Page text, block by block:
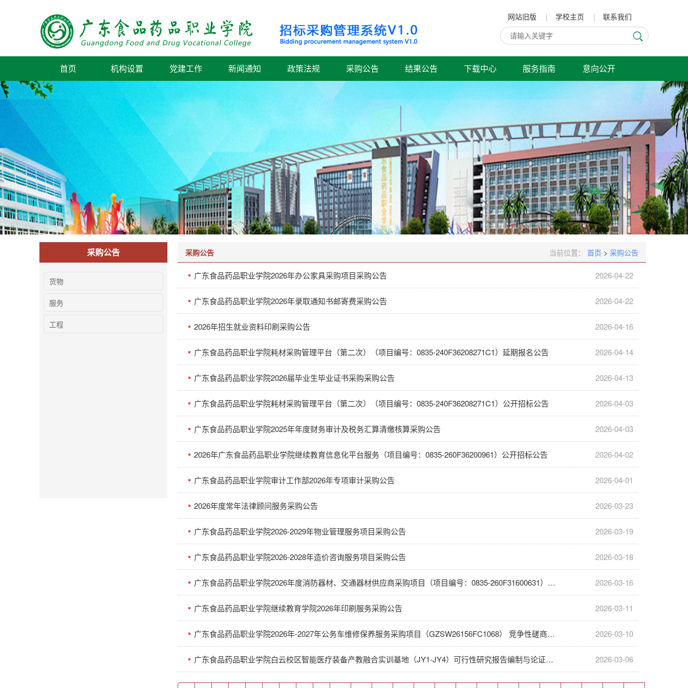
网站旧版 | 学校主页 | 联系我们
首页 机构设置 党建工作 新闻通知 政策法规 采购公告 结果公告 下载中心 服务指南 意向公开
采购公告
货物
服务
工程
采购公告 当前位置： 首页 > 采购公告
广东食品药品职业学院2026年办公家具采购项目采购公告 2026-04-22
广东食品药品职业学院2026年录取通知书邮寄费采购公告 2026-04-22
2026年招生就业资料印刷采购公告 2026-04-16
广东食品药品职业学院耗材采购管理平台（第二次）（项目编号：0835-240F36208271C1）延期报名公告 2026-04-14
广东食品药品职业学院2026届毕业生毕业证书采购采购公告 2026-04-13
广东食品药品职业学院耗材采购管理平台（第二次）（项目编号：0835-240F36208271C1）公开招标公告 2026-04-03
广东食品药品职业学院2025年年度财务审计及税务汇算清缴核算采购公告 2026-04-03
2026年广东食品药品职业学院继续教育信息化平台服务（项目编号：0835-260F36200961）公开招标公告 2026-04-02
广东食品药品职业学院审计工作部2026年专项审计采购公告 2026-04-01
2026年度常年法律顾问服务采购公告 2026-03-23
广东食品药品职业学院2026-2029年物业管理服务项目采购公告 2026-03-19
广东食品药品职业学院2026-2028年造价咨询服务项目采购公告 2026-03-18
广东食品药品职业学院2026年度消防器材、交通器材供应商采购项目（项目编号：0835-260F31600631）公开招标公告 2026-03-16
广东食品药品职业学院继续教育学院2026年印刷服务采购公告 2026-03-11
广东食品药品职业学院2026年-2027年公务车维修保养服务采购项目（GZSW26156FC1068） 竞争性磋商公告 2026-03-10
广东食品药品职业学院白云校区智能医疗装备产教融合实训基地（JY1-JY4）可行性研究报告编制与论证项目公开招标公告 2026-03-06